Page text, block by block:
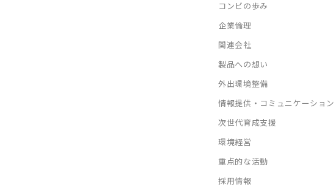
コンビの歩み
企業倫理
関連会社
製品への想い
外出環境整備
情報提供・コミュニケーション
次世代育成支援
環境経営
重点的な活動
採用情報